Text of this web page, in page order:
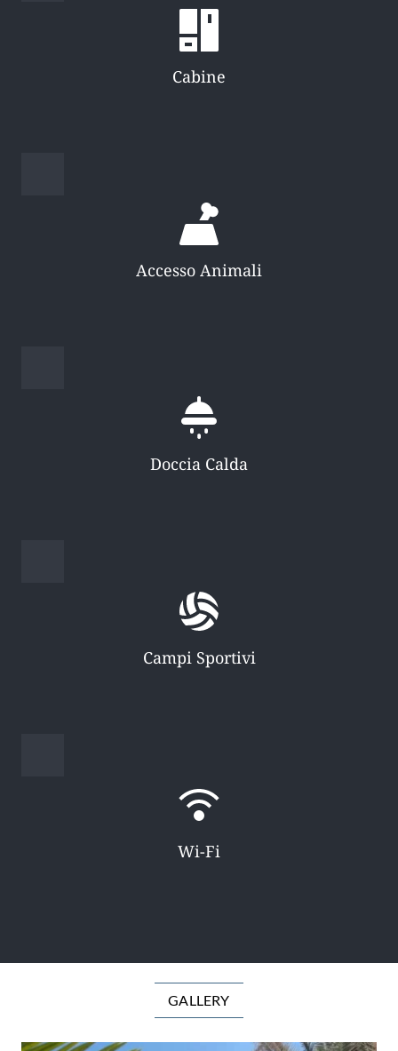
Cabine
Accesso Animali
Doccia Calda
Campi Sportivi
Wi-Fi
GALLERY